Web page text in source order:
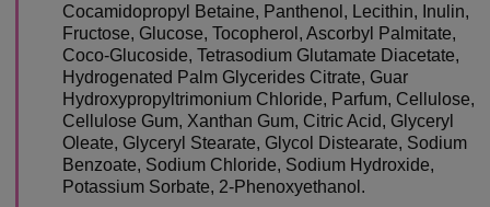
Cocamidopropyl Betaine, Panthenol, Lecithin, Inulin,
Fructose, Glucose, Tocopherol, Ascorbyl Palmitate,
Coco-Glucoside, Tetrasodium Glutamate Diacetate,
Hydrogenated Palm Glycerides Citrate, Guar
Hydroxypropyltrimonium Chloride, Parfum, Cellulose,
Cellulose Gum, Xanthan Gum, Citric Acid, Glyceryl
Oleate, Glyceryl Stearate, Glycol Distearate, Sodium
Benzoate, Sodium Chloride, Sodium Hydroxide,
Potassium Sorbate, 2-Phenoxyethanol.